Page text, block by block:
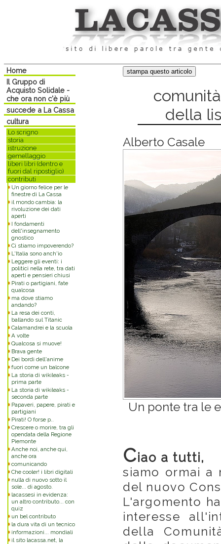
Home
Il Gruppo di
Acquisto Solidale -
che ora non c'è più
succede a La Cassa
cultura
Lo scrigno
storia
istruzione
gemellaggio
liberi libri (dentro e
fuori dal ripostiglio)
contributi
Un giorno felice per le
finestre di La Cassa
il mondo cambia: la
rivoluzione dei dati
aperti
I fondamenti
dell'insegnamento
gnostico
Ci stiamo impoverendo?
L'Italia sono anch'io
Leggere gli eventi: i
politici nella rete, tra dati
aperti e pensieri chiusi
Pirati o partigiani, fate
qualcosa
ma dove stiamo
andando?
La resa dei conti,
ballando sul Titanic
Calamandrei e la scuola
A volte
Qualcosa si muove!
Brava gente
Dei bordi dell'anime
fuori come un balcone
La storia di wikileaks -
prima parte
La storia di wikileaks -
seconda parte
Papaveri, papere, pirati e
partigiani
Pirati! O forse p..
Crescere o morire, tra gli
opendata della Regione
Piemonte
Anche noi, anche qui,
anche ora
comunicando
Che cooler! i libri digitali
nulla di nuovo sotto il
sole... di agosto.
lacassesi in evidenza:
un altro contributo... con
quiz
un bel contributo
la dura vita di un tecnico
informazioni... mondiali
il sito lacassa.net, la
della
Alberto Casale
Un ponte tra le
Ciao a tutti,
siamo ormai a
del nuovo
L'argomento
interesse
della